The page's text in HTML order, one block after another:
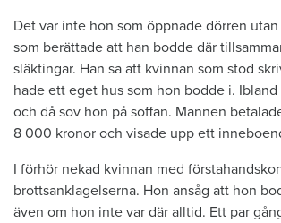
Det var inte hon som öppnade dörren
som berättade att han bodde där
släktingar. Han sa att kvinnan som stod
hade ett eget hus som hon bodde i.
och då sov hon på soffan. Mannen
8 000 kronor och visade upp ett
I förhör nekad kvinnan med
brottsanklagelserna. Hon ansåg att hon
även om hon inte var där alltid. Ett par